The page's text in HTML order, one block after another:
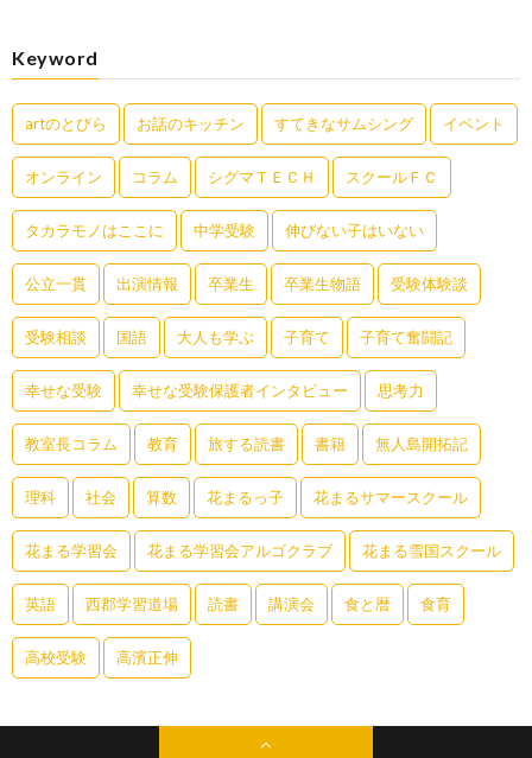
Keyword
artのとびら お話のキッチン すてきなサムシング イベント
オンライン コラム シグマＴＥＣＨ スクールＦＣ
タカラモノはここに 中学受験 伸びない子はいない
公立一貫 出演情報 卒業生 卒業生物語 受験体験談
受験相談 国語 大人も学ぶ 子育て 子育て奮闘記
幸せな受験 幸せな受験保護者インタビュー 思考力
教室長コラム 教育 旅する読書 書籍 無人島開拓記
理科 社会 算数 花まるっ子 花まるサマースクール
花まる学習会 花まる学習会アルゴクラブ 花まる雪国スクール
英語 西郡学習道場 読書 講演会 食と暦 食育
高校受験 高濱正伸